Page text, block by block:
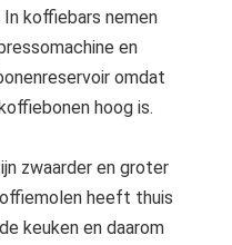
koffiebars nemen
en
omdat
hoog is.
zwaarder en groter
heeft thuis
keuken en daarom